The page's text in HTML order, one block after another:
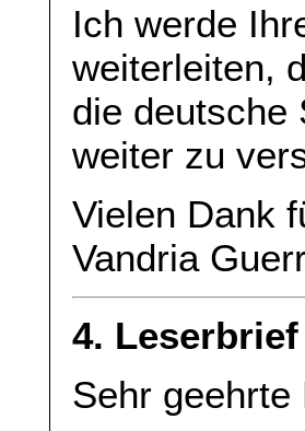
Ich werde
weiterleiten,
die deutsche
weiter zu
Vielen Dank
Vandria
4. Leserbrief
Sehr geehrte